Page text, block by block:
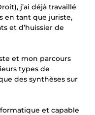
j’ai déjà travaillé
en tant que juriste,
et d’huissier de
et mon parcours
types de
des synthèses sur
et capable